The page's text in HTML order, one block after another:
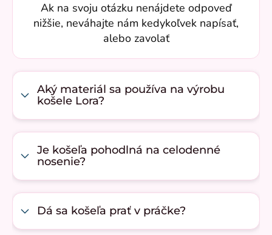
Ak na svoju otázku nenájdete odpoveď
nižšie, neváhajte nám kedykoľvek napísať,
alebo zavolať
Aký materiál sa používa na výrobu
košele Lora?
Je košeľa pohodlná na celodenné
nosenie?
Dá sa košeľa prať v práčke?